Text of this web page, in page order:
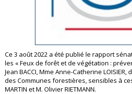
Ce 3 août 2022 a été publié le rapport
les « Feux de forêt et de végétation :
Jean BACCI, Mme Anne-Catherine
des Communes forestières, sensibles à
MARTIN et M. Olivier RIETMANN.